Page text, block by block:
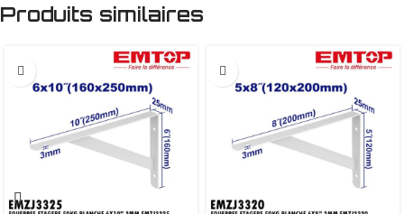
Produits similaires